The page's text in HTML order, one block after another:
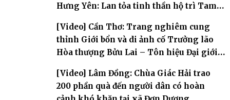
Hưng Yên: Lan tỏa tinh thần hộ trì Tam
[Video] Cần Thơ: Trang nghiêm cung
thỉnh Giới bổn và di ảnh cố Trưởng lão
Hòa thượng Bửu Lai – Tôn hiệu Đại giới
[Video] Lâm Đồng: Chùa Giác Hải trao
200 phần quà đến người dân có hoàn